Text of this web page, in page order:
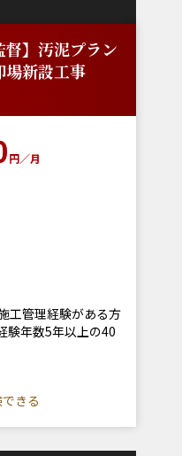
督】汚泥プラン
場新設工事
円／月
工管理経験がある方
験年数5年以上の40
きる